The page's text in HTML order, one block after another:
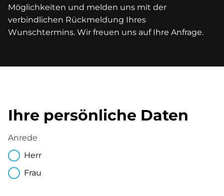
Möglichkeiten und melden uns mit der
verbindlichen Rückmeldung Ihres
Wunschtermins. Wir freuen uns auf Ihre Anfrage.
Ihre persönliche Daten
Anrede
Herr
Frau